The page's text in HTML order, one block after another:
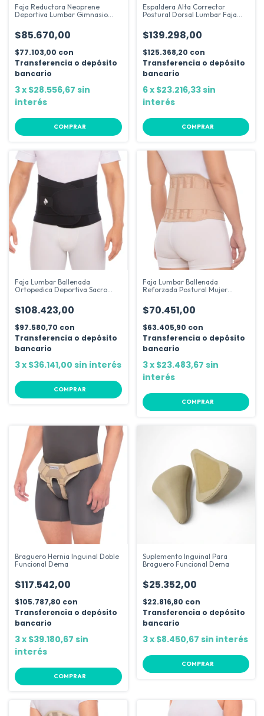
Faja Reductora Neoprene
Deportiva Lumbar Gimnasio
$85.670,00
$77.103,00 con
Transferencia o depósito
bancario
3x $28.556,67 sin
interés
COMPRAR
Espaldera Alta Corrector
Postural Dorsal Lumbar Faja
$139.298,00
$125.368,20 con
Transferencia o depósito
bancario
6x $23.216,33sin
interés
COMPRAR
Faja Lumbar Ballenada
Ortopedica Deportiva Sacro
$108.423,00
$97.580,70 con
Transferencia o depósito
bancario
3x $36.141,00 sin interés
COMPRAR
Faja Lumbar Ballenada
Reforzada Postural Mujer
$70.451,00
$63.405,90 con
Transferencia o depósito
bancario
3x $23.483,67 sin
interés
COMPRAR
Braguero Hernia Inguinal Doble
Funcional Dema
$117.542,00
$105.787,80 con
Transferencia o depósito
bancario
3x $39.180,67 sin
interés
COMPRAR
Suplemento Inguinal Para
Braguero Funcional Dema
$25.352,00
$22.816,80 con
Transferencia o depósito
bancario
3x $8.450,67 sin interés
COMPRAR